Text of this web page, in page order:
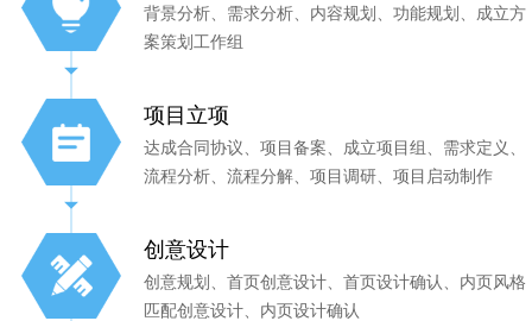
背景分析、需求分析、内容规划、功能规划、成立方
案策划工作组
项目立项
达成合同协议、项目备案、成立项目组、需求定义、
流程分析、流程分解、项目调研、项目启动制作
创意设计
创意规划、首页创意设计、首页设计确认、内页风格
匹配创意设计、内页设计确认